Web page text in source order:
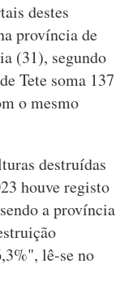
destes
província de
(31), segundo
Tete soma 137
o mesmo
destruídas
houve registo
a província
lê-se no